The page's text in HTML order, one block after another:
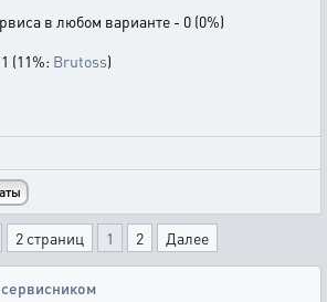
в любом варианте - 0 (0%)
(11%: Brutoss)
2 страниц 1 2 Далее